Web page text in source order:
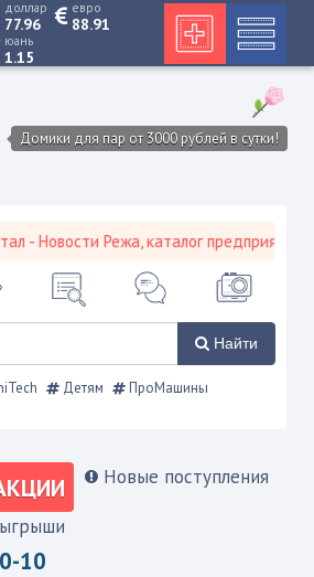
доллар
77.96
евро
88.91
юань
1.15
Домики для пар от 3000 рублей в сутки!
- Новости Режа, каталог предприятий,
Найти
Детям
ПроМашины
Новые поступления
10